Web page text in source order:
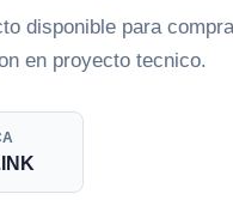
disponible para
en proyecto tecnico.